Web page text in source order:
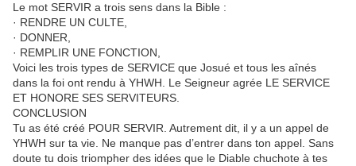
Le mot SERVIR a trois sens dans la Bible :
· RENDRE UN CULTE,
· DONNER,
· REMPLIR UNE FONCTION,
Voici les trois types de SERVICE que Josué et tous les aînés
dans la foi ont rendu à YHWH. Le Seigneur agrée LE SERVICE
ET HONORE SES SERVITEURS.
CONCLUSION
Tu as été créé POUR SERVIR. Autrement dit, il y a un appel de
YHWH sur ta vie. Ne manque pas d’entrer dans ton appel. Sans
doute tu dois triompher des idées que le Diable chuchote à tes